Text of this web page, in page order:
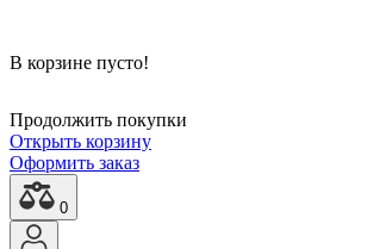
В корзине пусто!
Продолжить покупки
Открыть корзину
Оформить заказ
0